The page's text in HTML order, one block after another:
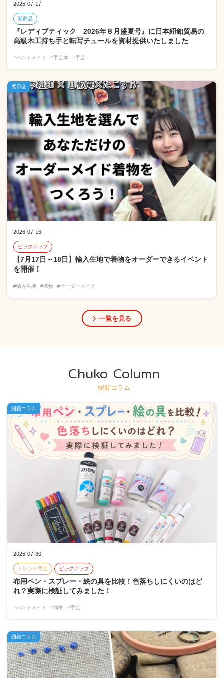
2026-07-17
新商品
『レディブティック 2026年８月盛夏号』に日本紐釦貿易の
高級木工持ち手と転写チュールを資材提供いたしました
#ハンドメイド #手芸本 #手芸
2026-07-16
ピックアップ
【7月17日～18日】輸入生地で着物をオーダーできるイベント
を開催！
#輸入生地 #着物 #オーダーメイド
展示会
一覧を見る
Chuko Column
紐釦コラム
2026-07-30
トレンド手芸 ピックアップ
布用ペン・スプレー・絵の具を比較！色落ちしにくいのはど
れ？実際に検証してみました！
#ハンドメイド #簡単 #手芸
紐釦コラム
紐釦コラム